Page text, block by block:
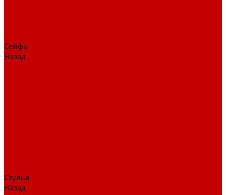
Сейфы
Назад
Стулья
Назад